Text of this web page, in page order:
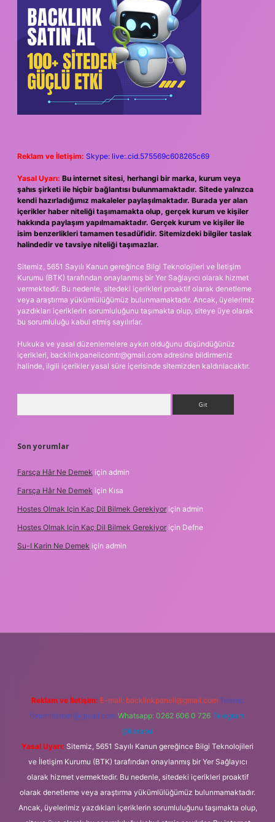
Reklam ve İletişim: Skype: live:.cid.575569c608265c69
Yasal Uyarı: Bu internet sitesi, herhangi bir marka, kurum veya
şahıs şirketi ile hiçbir bağlantısı bulunmamaktadır. Sitede yalnızca
kendi hazırladığımız makaleler paylaşılmaktadır. Burada yer alan
içerikler haber niteliği taşımamakta olup, gerçek kurum ve kişiler
hakkında paylaşım yapılmamaktadır. Gerçek kurum ve kişiler ile
isim benzerlikleri tamamen tesadüfidir. Sitemizdeki bilgiler taslak
halindedir ve tavsiye niteliği taşımazlar.
Sitemiz, 5651 Sayılı Kanun gereğince Bilgi Teknolojileri ve İletişim
Kurumu (BTK) tarafından onaylanmış bir Yer Sağlayıcı olarak hizmet
vermektedir. Bu nedenle, sitedeki içerikleri proaktif olarak denetleme
veya araştırma yükümlülüğümüz bulunmamaktadır. Ancak, üyelerimiz
yazdıkları içeriklerin sorumluluğunu taşımakta olup, siteye üye olarak
bu sorumluluğu kabul etmiş sayılırlar.
Hukuka ve yasal düzenlemelere aykırı olduğunu düşündüğünüz
içerikleri, backlinkpanelicomtr@gmail.com adresine bildirmeniz
halinde, ilgili içerikler yasal süre içerisinde sitemizden kaldırılacaktır.
Son yorumlar
Farsça Hâr Ne Demek için admin
Farsça Hâr Ne Demek için Kısa
Hostes Olmak Için Kaç Dil Bilmek Gerekiyor için admin
Hostes Olmak Için Kaç Dil Bilmek Gerekiyor için Defne
Su-I Karin Ne Demek için admin
Reklam ve İletişim: E-mail: backlinkpaneli@gmail.com Teams:
forumhizmeti@gmail.com Whatsapp: 0262 606 0 726 Telegram:
@karabul
Yasal Uyarı: Sitemiz, 5651 Sayılı Kanun gereğince Bilgi Teknolojileri
ve İletişim Kurumu (BTK) tarafından onaylanmış bir Yer Sağlayıcı
olarak hizmet vermektedir. Bu nedenle, sitedeki içerikleri proaktif
olarak denetleme veya araştırma yükümlülüğümüz bulunmamaktadır.
Ancak, üyelerimiz yazdıkları içeriklerin sorumluluğunu taşımakta olup,